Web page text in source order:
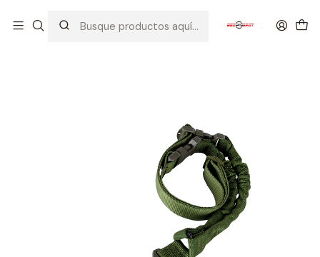
ALPHA SERIES CORREA DE 1 PUNTO VERDE